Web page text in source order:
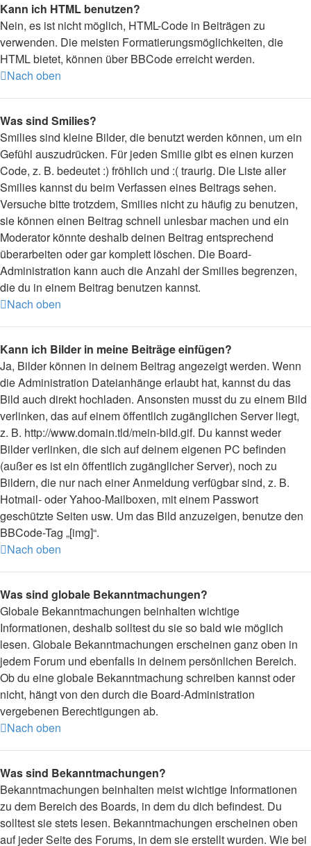
Kann ich HTML benutzen?
Nein, es ist nicht möglich, HTML-Code in Beiträgen zu
verwenden. Die meisten Formatierungsmöglichkeiten, die
HTML bietet, können über BBCode erreicht werden.
Nach oben
Was sind Smilies?
Smilies sind kleine Bilder, die benutzt werden können, um ein
Gefühl auszudrücken. Für jeden Smilie gibt es einen kurzen
Code, z. B. bedeutet :) fröhlich und :( traurig. Die Liste aller
Smilies kannst du beim Verfassen eines Beitrags sehen.
Versuche bitte trotzdem, Smilies nicht zu häufig zu benutzen,
sie können einen Beitrag schnell unlesbar machen und ein
Moderator könnte deshalb deinen Beitrag entsprechend
überarbeiten oder gar komplett löschen. Die Board-
Administration kann auch die Anzahl der Smilies begrenzen,
die du in einem Beitrag benutzen kannst.
Nach oben
Kann ich Bilder in meine Beiträge einfügen?
Ja, Bilder können in deinem Beitrag angezeigt werden. Wenn
die Administration Dateianhänge erlaubt hat, kannst du das
Bild auch direkt hochladen. Ansonsten musst du zu einem Bild
verlinken, das auf einem öffentlich zugänglichen Server liegt,
z. B. http://www.domain.tld/mein-bild.gif. Du kannst weder
Bilder verlinken, die sich auf deinem eigenen PC befinden
(außer es ist ein öffentlich zugänglicher Server), noch zu
Bildern, die nur nach einer Anmeldung verfügbar sind, z. B.
Hotmail- oder Yahoo-Mailboxen, mit einem Passwort
geschützte Seiten usw. Um das Bild anzuzeigen, benutze den
BBCode-Tag „[img]“.
Nach oben
Was sind globale Bekanntmachungen?
Globale Bekanntmachungen beinhalten wichtige
Informationen, deshalb solltest du sie so bald wie möglich
lesen. Globale Bekanntmachungen erscheinen ganz oben in
jedem Forum und ebenfalls in deinem persönlichen Bereich.
Ob du eine globale Bekanntmachung schreiben kannst oder
nicht, hängt von den durch die Board-Administration
vergebenen Berechtigungen ab.
Nach oben
Was sind Bekanntmachungen?
Bekanntmachungen beinhalten meist wichtige Informationen
zu dem Bereich des Boards, in dem du dich befindest. Du
solltest sie stets lesen. Bekanntmachungen erscheinen oben
auf jeder Seite des Forums, in dem sie erstellt wurden. Wie bei